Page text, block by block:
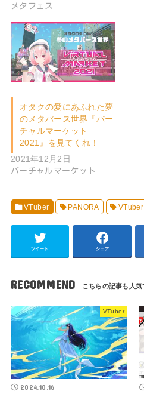
メタフェス
オタクの愛にあふれた夢
のメタバース世界『バー
チャルマーケット
2021』を見てくれ！
2021年12月2日
バーチャルマーケット
VTuber PANORA VTuber
ツイート シェア
RECOMMEND
VTuber
2024.10.16